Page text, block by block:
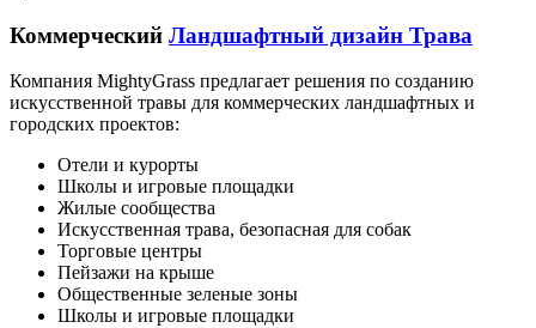
Коммерческий Ландшафтный дизайн Трава
Компания MightyGrass предлагает решения по созданию
искусственной травы для коммерческих ландшафтных и
городских проектов:
Отели и курорты
Школы и игровые площадки
Жилые сообщества
Искусственная трава, безопасная для собак
Торговые центры
Пейзажи на крыше
Общественные зеленые зоны
Школы и игровые площадки